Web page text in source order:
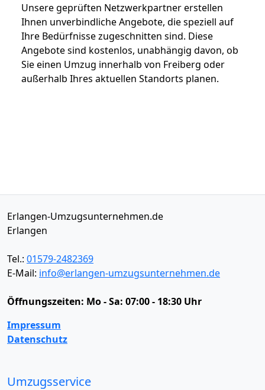
Unsere geprüften Netzwerkpartner erstellen
Ihnen unverbindliche Angebote, die speziell auf
Ihre Bedürfnisse zugeschnitten sind. Diese
Angebote sind kostenlos, unabhängig davon, ob
Sie einen Umzug innerhalb von Freiberg oder
außerhalb Ihres aktuellen Standorts planen.
Erlangen-Umzugsunternehmen.de
Erlangen
Tel.: 01579-2482369
E-Mail: info@erlangen-umzugsunternehmen.de
Öffnungszeiten: Mo - Sa: 07:00 - 18:30 Uhr
Impressum
Datenschutz
Umzugsservice